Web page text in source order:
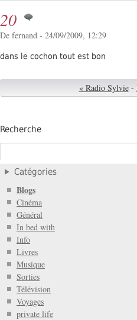
20
De fernand - 24/09/2009, 12:29
dans le cochon tout est bon
« Radio Sylvie -
Recherche
Catégories
Blogs
Cinéma
Général
In bed with
Info
Livres
Musique
Sorties
Télévision
Voyages
private life